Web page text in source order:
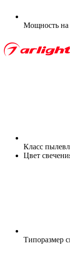
Мощность
Класс
Цвет
Типоразмер